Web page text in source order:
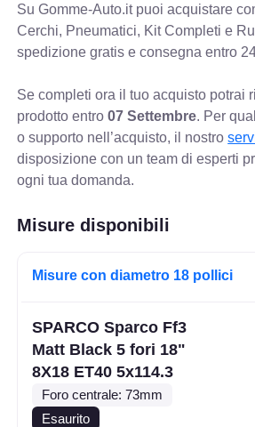
Su Gomme-Auto.it puoi acquistare
Cerchi, Pneumatici, Kit Completi e
spedizione gratis e consegna entro
Se completi ora il tuo acquisto potrai
prodotto entro07 Settembre. Per
o supporto nell’acquisto, il nostro
disposizione con un team di esperti
ogni tua domanda.
Misure disponibili
Misure con diametro 18 pollici
SPARCO Sparco Ff3
Matt Black 5 fori 18"
8X18 ET40 5x114.3
Foro centrale: 73mm
Esaurito